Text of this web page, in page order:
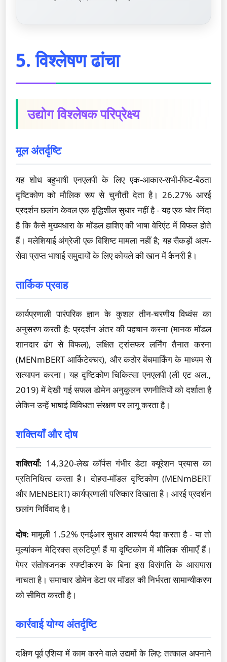
5. विश्लेषण ढांचा
उद्योग विश्लेषक परिप्रेक्ष्य
मूल अंतर्दृष्टि
यह शोध बहुभाषी एनएलपी के लिए एक-आकार-सभी-फिट-बैठता
दृष्टिकोण को मौलिक रूप से चुनौती देता है। 26.27% आरई
प्रदर्शन छलांग केवल एक वृद्धिशील सुधार नहीं है - यह एक घोर निंदा
है कि कैसे मुख्यधारा के मॉडल हाशिए की भाषा वेरिएंट में विफल होते
हैं। मलेशियाई अंग्रेजी एक विशिष्ट मामला नहीं है; यह सैकड़ों अल्प-
सेवा प्राप्त भाषाई समुदायों के लिए कोयले की खान में कैनरी है।
तार्किक प्रवाह
कार्यप्रणाली पारंपरिक ज्ञान के कुशल तीन-चरणीय विध्वंस का
अनुसरण करती है: प्रदर्शन अंतर की पहचान करना (मानक मॉडल
शानदार ढंग से विफल), लक्षित ट्रांसफर लर्निंग तैनात करना
(MENmBERT आर्किटेक्चर), और कठोर बेंचमार्किंग के माध्यम से
सत्यापन करना। यह दृष्टिकोण चिकित्सा एनएलपी (ली एट अल.,
2019) में देखी गई सफल डोमेन अनुकूलन रणनीतियों को दर्शाता है
लेकिन उन्हें भाषाई विविधता संरक्षण पर लागू करता है।
शक्तियाँ और दोष
शक्तियाँ: 14,320-लेख कॉर्पस गंभीर डेटा क्यूरेशन प्रयास का
प्रतिनिधित्व करता है। दोहरा-मॉडल दृष्टिकोण (MENmBERT
और MENBERT) कार्यप्रणाली परिष्कार दिखाता है। आरई प्रदर्शन
छलांग निर्विवाद है।
दोष: मामूली 1.52% एनईआर सुधार आश्चर्य पैदा करता है - या तो
मूल्यांकन मेट्रिक्स त्रुटिपूर्ण हैं या दृष्टिकोण में मौलिक सीमाएँ हैं।
पेपर संतोषजनक स्पष्टीकरण के बिना इस विसंगति के आसपास
नाचता है। समाचार डोमेन डेटा पर मॉडल की निर्भरता सामान्यीकरण
को सीमित करती है।
कार्रवाई योग्य अंतर्दृष्टि
दक्षिण पूर्व एशिया में काम करने वाले उद्यमों के लिए: तत्काल अपनाने